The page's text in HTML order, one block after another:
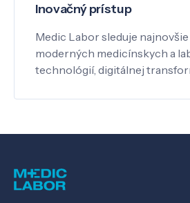
Inovačný prístup
Medic Labor sleduje
moderných medicínskych a
technológií, digitálnej